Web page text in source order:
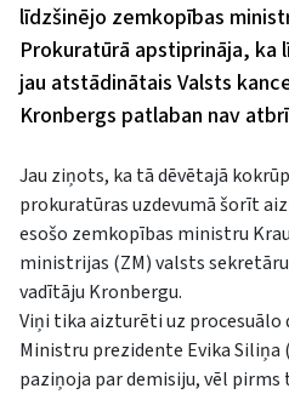
līdzšinējo zemkopības
Prokuratūrā apstiprināja, ka
jau atstādinātais Valsts
Kronbergs patlaban nav
Jau ziņots, ka tā dēvētajā
prokuratūras uzdevumā šorīt
esošo zemkopības ministru
ministrijas (ZM) valsts
vadītāju Kronbergu.
Viņi tika aizturēti uz procesuālo
Ministru prezidente Evika Siliņa
paziņoja par demisiju, vēl